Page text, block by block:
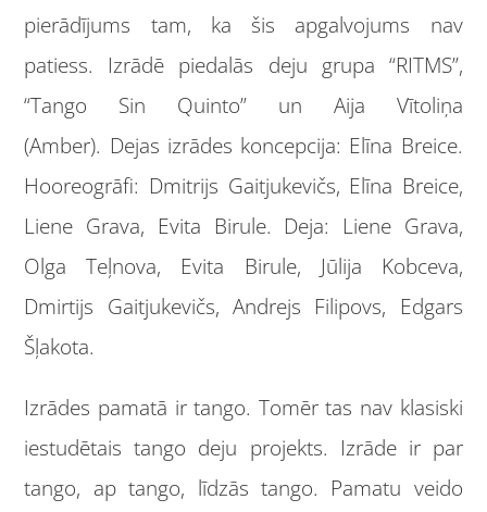
pierādījums tam, ka šis apgalvojums nav
patiess. Izrādē piedalās deju grupa “RITMS”,
“Tango Sin Quinto” un Aija Vītoliņa
(Amber). Dejas izrādes koncepcija: Elīna Breice.
Hooreogrāfi: Dmitrijs Gaitjukevičs, Elīna Breice,
Liene Grava, Evita Birule. Deja: Liene Grava,
Olga Teļnova, Evita Birule, Jūlija Kobceva,
Dmirtijs Gaitjukevičs, Andrejs Filipovs, Edgars
Šļakota.
Izrādes pamatā ir tango. Tomēr tas nav klasiski
iestudētais tango deju projekts. Izrāde ir par
tango, ap tango, līdzās tango. Pamatu veido